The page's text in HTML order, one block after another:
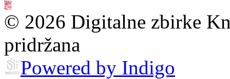
© 2026 Digitalne zbirke
pridržana
Powered by Indigo